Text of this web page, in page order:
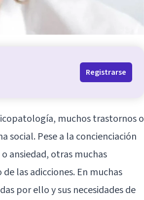
Registrarse
muchos trastornos o
social. Pese a la concienciación
ansiedad, otras muchas
de las adicciones. En muchas
por ello y sus necesidades de